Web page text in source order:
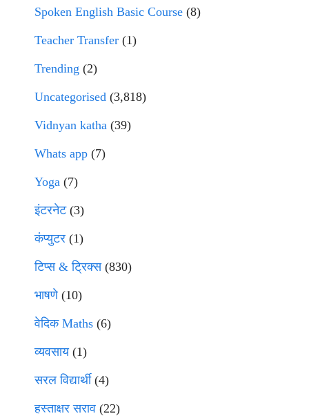
Spoken English Basic Course (8)
Teacher Transfer (1)
Trending (2)
Uncategorised (3,818)
Vidnyan katha (39)
Whats app (7)
Yoga (7)
इंटरनेट(3)
कंप्युटर (1)
टिप्स & ट्रिक्स(830)
भाषणे(10)
वेदिक Maths (6)
व्यवसाय(1)
सरल विद्यार्थी(4)
हस्ताक्षर सराव (22)